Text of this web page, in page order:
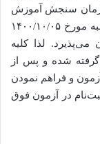
سنجش آموزش
از روز یکشنبه مورخ ۱۴۰۰/۱۰/۰۵
شنبه مورخ ۱۱۴۰۰/۱۰/۱۱ پایان می‌پذیرد. لذا کلیه
شده و پس از
و فراهم نمودن
در آزمون فوق